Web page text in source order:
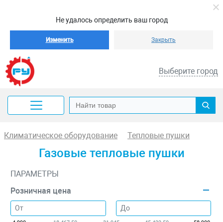
Не удалось определить ваш город
Изменить Закрыть
Выберите город
Климатическое оборудование Тепловые пушки
Газовые тепловые пушки
ПАРАМЕТРЫ
Розничная цена